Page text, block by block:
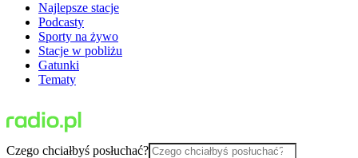
Najlepsze stacje
Podcasty
Sporty na żywo
Stacje w pobliżu
Gatunki
Tematy
Czego chciałbyś posłuchać?